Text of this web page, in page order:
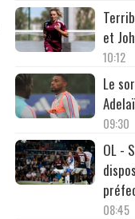
et
10:12
Le
09:30
OL -
08:45